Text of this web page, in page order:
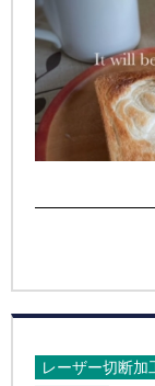
レーザー切断加